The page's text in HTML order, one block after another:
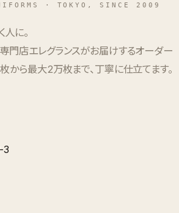
· TOKYO, SINCE 2009
人に。
門店エレグランスがお届けするオーダー
枚から最大2万枚まで、丁寧に仕立てます。
3